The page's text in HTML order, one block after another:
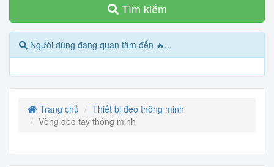
Tìm kiếm
Người dùng đang quan tâm đến 🔥...
Trang chủ
Thiết bị đeo thông minh
Vòng đeo tay thông minh